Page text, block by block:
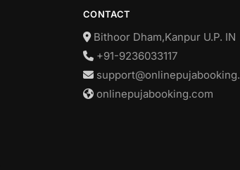
CONTACT
Bithoor Dham,Kanpur U.P. IN
+91-9236033117
onlinepujabooking.com